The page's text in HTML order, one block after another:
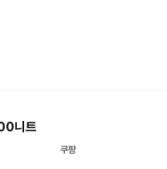
니트
쿠팡